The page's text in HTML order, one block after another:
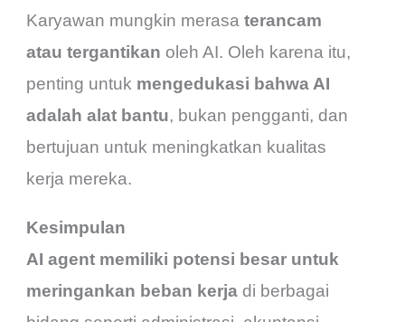
Karyawan mungkin merasaterancam
atau tergantikan oleh AI. Oleh karena itu,
penting untuk mengedukasi bahwa AI
adalah alat bantu, bukan pengganti, dan
bertujuan untuk meningkatkan kualitas
kerja mereka.
Kesimpulan
AI agent memiliki potensi besar untuk
meringankan beban kerja di berbagai